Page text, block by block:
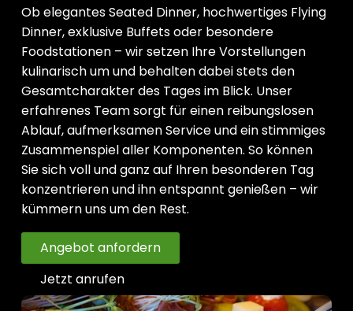
Ob elegantes Seated Dinner, hochwertiges Flying
Dinner, exklusive Buffets oder besondere
Foodstationen – wir setzen Ihre Vorstellungen
kulinarisch um und behalten dabei stets den
Gesamtcharakter des Tages im Blick. Unser
erfahrenes Team sorgt für einen reibungslosen
Ablauf, aufmerksamen Service und ein stimmiges
Zusammenspiel aller Komponenten. So können
Sie sich voll und ganz auf Ihren besonderen Tag
konzentrieren und ihn entspannt genießen – wir
kümmern uns um den Rest.
Angebot anfordern
Jetzt anrufen